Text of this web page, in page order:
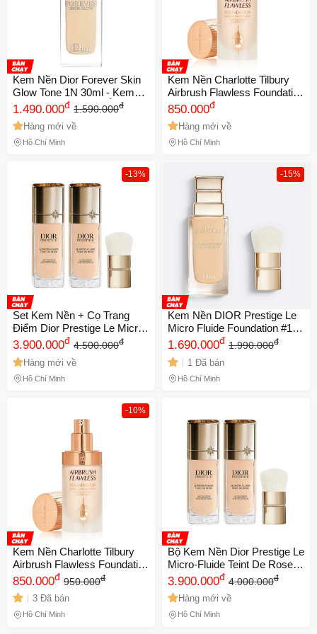
Kem Nền Dior Forever Skin
Glow Tone 1N 30ml - Kem
Trang Điểm Dưỡng Ẩm, Lớp
Nền Rạng Rỡ, Chính Hãng
Từ Dior
1.490.000đ 1.590.000đ
Hàng mới về
Hồ Chí Minh
Kem Nền Charlotte Tilbury
Airbrush Flawless Foundation
Tone 1 Cool/Froid 30ml -
Trang Điểm Cao Cấp, Làn Da
Hoàn Hảo, Tho
850.000đ
Hàng mới về
Hồ Chí Minh
-13%
Set Kem Nền + Cọ Trang
Điểm Dior Prestige Le Micro-
Fluide Teint De Rose Tone 1N
- Hạng Sang, Lớp Nền Tự
Nhiên, Tôn Vinh Vẻ Đẹp Da
3.900.000đ 4.500.000đ
Hàng mới về
Hồ Chí Minh
-15%
Kem Nền DIOR Prestige Le
Micro Fluide Foundation #1N
Neutral - Chất Kem Nhẹ
Nhàng, Lớp Nền Tự Nhiên,
Độ Bền Cao, Giữ Ẩm, Chính
Hãng
1.690.000đ 1.990.000đ
1 Đã bán
Hồ Chí Minh
-10%
Kem Nền Charlotte Tilbury
Airbrush Flawless Foundation
Tone 1 Cool/Froid 30ml - Che
Khuyết Điểm, Lớp Trang
Điểm Tự Nhiên, Chính Hãng
Anh Quốc
850.000đ 950.000đ
3 Đã bán
Hồ Chí Minh
Bộ Kem Nền Dior Prestige Le
Micro-Fluide Teint De Rose
Tone 1N + Cọ Trang Điểm
Chính Hãng - Lớp Nền Hoàn
Hảo, Giữ Màu Lâu Trôi
3.900.000đ 4.000.000đ
Hàng mới về
Hồ Chí Minh